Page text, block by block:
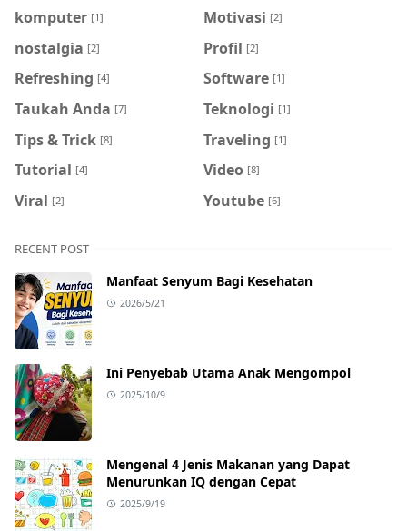
komputer [1] Motivasi [2]
nostalgia [2] Profil [2]
Refreshing [4] Software [1]
Taukah Anda [7] Teknologi [1]
Tips & Trick [8] Traveling [1]
Tutorial [4] Video [8]
Viral [2] Youtube [6]
RECENT POST
Manfaat Senyum Bagi Kesehatan
2026/5/21
Ini Penyebab Utama Anak Mengompol
2025/10/9
Mengenal 4 Jenis Makanan yang Dapat
Menurunkan IQ dengan Cepat
2025/9/19